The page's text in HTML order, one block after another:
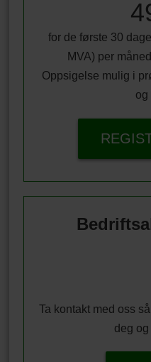
for de første 30
MVA) per
Oppsigelse mulig i
og
Ta kontakt med oss
deg